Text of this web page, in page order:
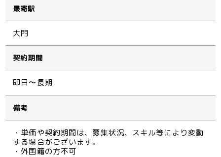
最寄駅
大門
契約期間
即日〜長期
備考
・単価や契約期間は、募集状況、スキル等により変動
する場合がございます。
・外国籍の方不可